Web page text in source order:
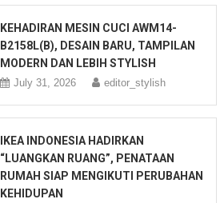
KEHADIRAN MESIN CUCI AWM14-
B2158L(B), DESAIN BARU, TAMPILAN
MODERN DAN LEBIH STYLISH
July 31, 2026 editor_stylish
IKEA INDONESIA HADIRKAN
“LUANGKAN RUANG”, PENATAAN
RUMAH SIAP MENGIKUTI PERUBAHAN
KEHIDUPAN